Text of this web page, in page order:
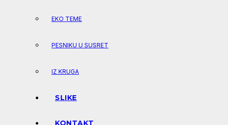
EKO TEME
PESNIKU U SUSRET
IZ KRUGA
SLIKE
KONTAKT